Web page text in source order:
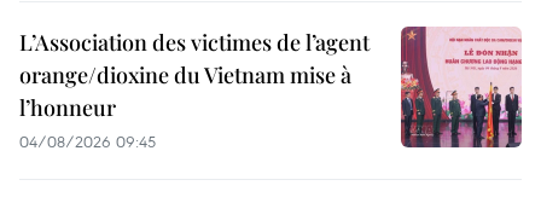
L’Association des victimes de l’agent
orange/dioxine du Vietnam mise à
l’honneur
04/08/2026 09:45